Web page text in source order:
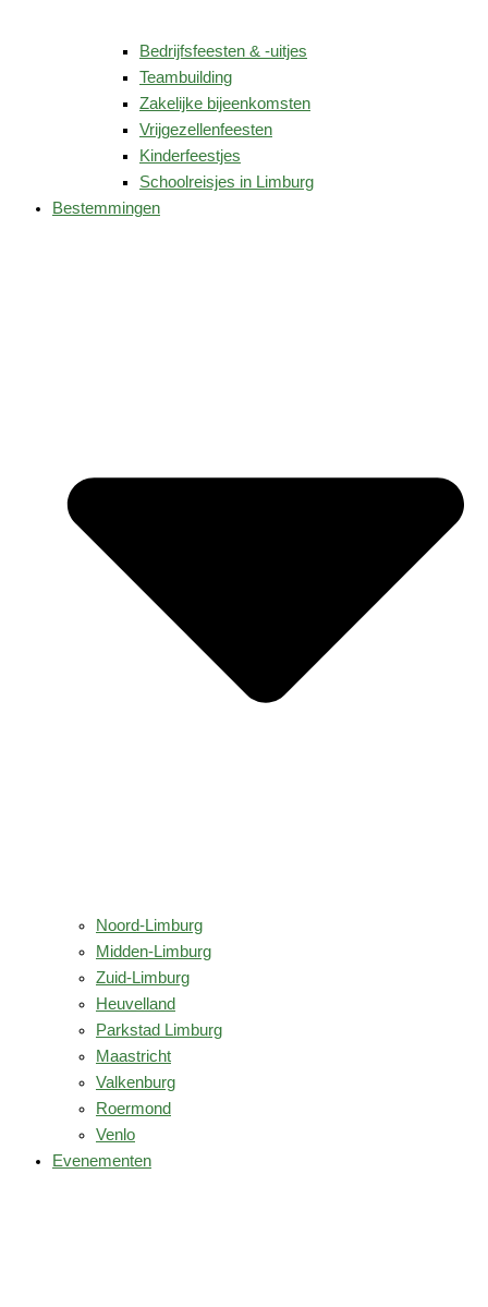
Bedrijfsfeesten & -uitjes
Teambuilding
Zakelijke bijeenkomsten
Vrijgezellenfeesten
Kinderfeestjes
Schoolreisjes in Limburg
Bestemmingen
Noord-Limburg
Midden-Limburg
Zuid-Limburg
Heuvelland
Parkstad Limburg
Maastricht
Valkenburg
Roermond
Venlo
Evenementen